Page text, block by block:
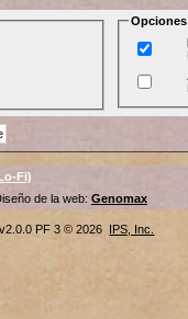
Opciones
Fi)
de la web: Genomax
PF 3 © 2026 IPS, Inc.